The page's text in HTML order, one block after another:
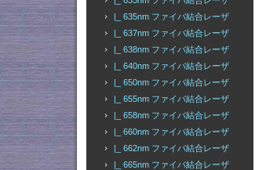
|_ 635nm ファイバ結合レーザ
|_ 637nm ファイバ結合レーザ
|_ 638nm ファイバ結合レーザ
|_ 640nm ファイバ結合レーザ
|_ 650nm ファイバ結合レーザ
|_ 655nm ファイバ結合レーザ
|_ 658nm ファイバ結合レーザ
|_ 660nm ファイバ結合レーザ
|_ 662nm ファイバ結合レーザ
|_ 665nm ファイバ結合レーザ